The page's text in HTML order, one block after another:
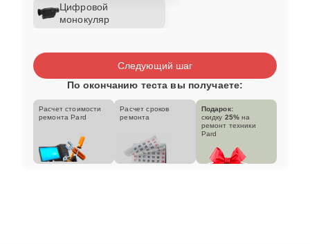
Цифровой
монокуляр
Следующий шаг
По окончанию теста вы получаете:
Расчет стоимости
ремонта Pard
Расчет сроков
ремонта
Подарок:
скидку 25% на
ремонт техники
Pard